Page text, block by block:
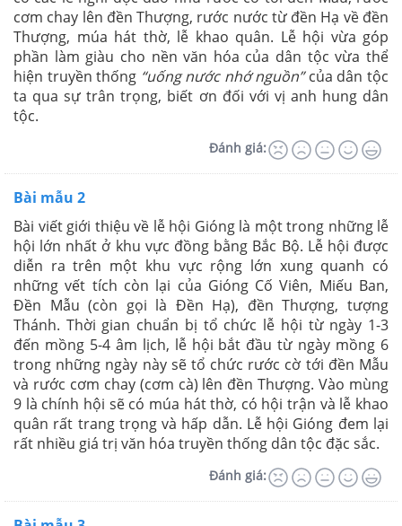
cơm chay lên đền Thượng, rước nước từ đền Hạ về đền
Thượng, múa hát thờ, lễ khao quân. Lễ hội vừa góp
phần làm giàu cho nền văn hóa của dân tộc vừa thể
hiện truyền thống “uống nước nhớ nguồn”của dân tộc
ta qua sự trân trọng, biết ơn đối với vị anh hung dân
tộc.
Đánh giá:
Bài mẫu 2
Bài viết giới thiệu về lễ hội Gióng là một trong những lễ
hội lớn nhất ở khu vực đồng bằng Bắc Bộ. Lễ hội được
diễn ra trên một khu vực rộng lớn xung quanh có
những vết tích còn lại của Gióng Cố Viên, Miếu Ban,
Đền Mẫu (còn gọi là Đền Hạ), đền Thượng, tượng
Thánh. Thời gian chuẩn bị tổ chức lễ hội từ ngày 1-3
đến mồng 5-4 âm lịch, lễ hội bắt đầu từ ngày mồng 6
trong những ngày này sẽ tổ chức rước cờ tới đền Mẫu
và rước cơm chay (cơm cà) lên đền Thượng. Vào mùng
9 là chính hội sẽ có múa hát thờ, có hội trận và lễ khao
quân rất trang trọng và hấp dẫn. Lễ hội Gióng đem lại
rất nhiều giá trị văn hóa truyền thống dân tộc đặc sắc.
Đánh giá: